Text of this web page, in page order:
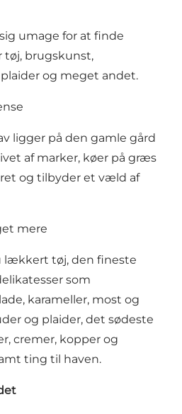
umage for at finde
tøj, brugskunst,
og meget andet.
ligger på den gamle gård
af marker, køer på græs
og tilbyder et væld af
mere
lækkert tøj, den fineste
som
karameller, most og
og plaider, det sødeste
cremer, kopper og
ting til haven.